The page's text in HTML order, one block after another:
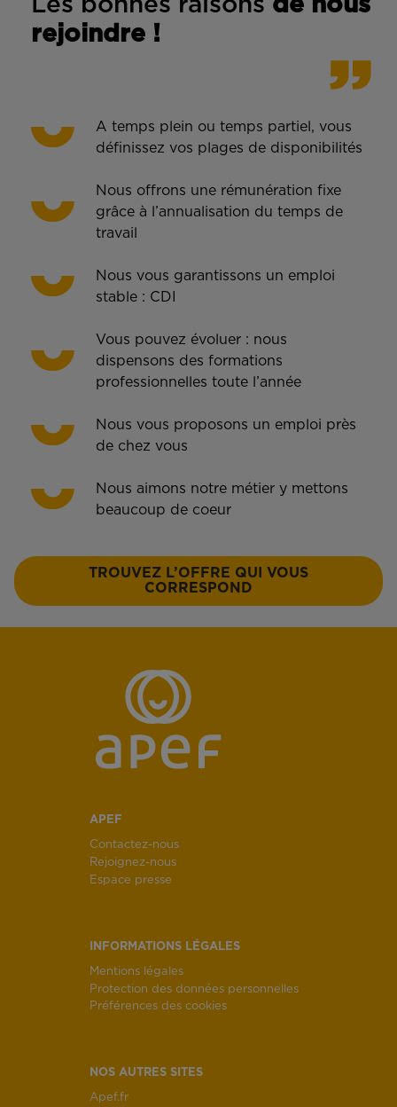
Les bonnes raisons de nous
rejoindre !
A temps plein ou temps partiel, vous
définissez vos plages de disponibilités
Nous offrons une rémunération fixe
grâce à l’annualisation du temps de
travail
Nous vous garantissons un emploi
stable : CDI
Vous pouvez évoluer : nous
dispensons des formations
professionnelles toute l’année
Nous vous proposons un emploi près
de chez vous
Nous aimons notre métier y mettons
beaucoup de coeur
TROUVEZ L’OFFRE QUI VOUS
CORRESPOND
APEF
Contactez-nous
Rejoignez-nous
Espace presse
INFORMATIONS LÉGALES
Mentions légales
Protection des données personnelles
Préférences des cookies
NOS AUTRES SITES
Apef.fr